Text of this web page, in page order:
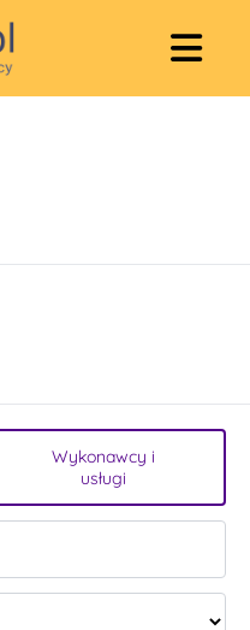
Wykonawcy i
usługi